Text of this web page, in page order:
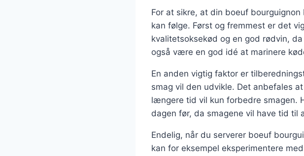
For at sikre, at din boeuf
kan følge. Først og fremmest er det
kvalitetsoksekød og en god rødvin,
også være en god idé at marinere
En anden vigtig faktor er
smag vil den udvikle. Det anbefales
længere tid vil kun forbedre smagen.
dagen før, da smagene vil have tid til
Endelig, når du serverer boeuf
kan for eksempel eksperimentere